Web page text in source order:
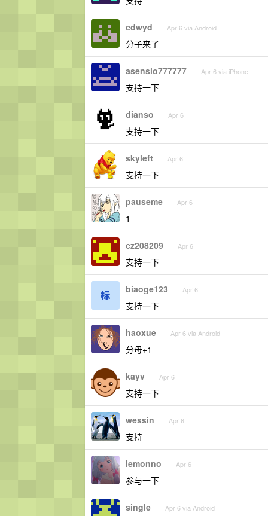
cdwyd Apr 6 via Android
分子来了
asensio777777 Apr 6 via iPhone
支持一下
dianso Apr 6
支持一下
skyleft Apr 6
支持一下
pauseme Apr 6
1
cz208209 Apr 6
支持一下
biaoge123 Apr 6
支持一下
haoxue Apr 6 via Android
分母+1
kayv Apr 6
支持一下
wessin Apr 6
支持
lemonno Apr 6
参与一下
single Apr 6 via Android